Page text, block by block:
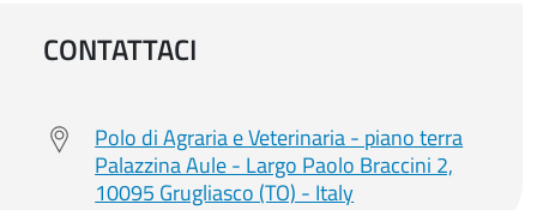
CONTATTACI
Polo di Agraria e Veterinaria - piano terra
Palazzina Aule - Largo Paolo Braccini 2,
10095 Grugliasco (TO) - Italy